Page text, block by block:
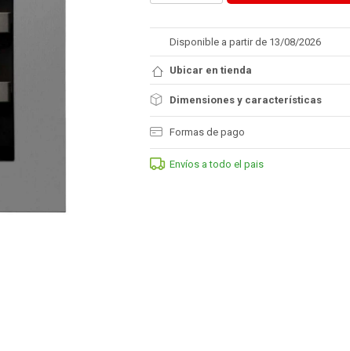
Disponible a partir de 13/08/2026
Ubicar en tienda
Dimensiones y características
Formas de pago
Envíos a todo el pais